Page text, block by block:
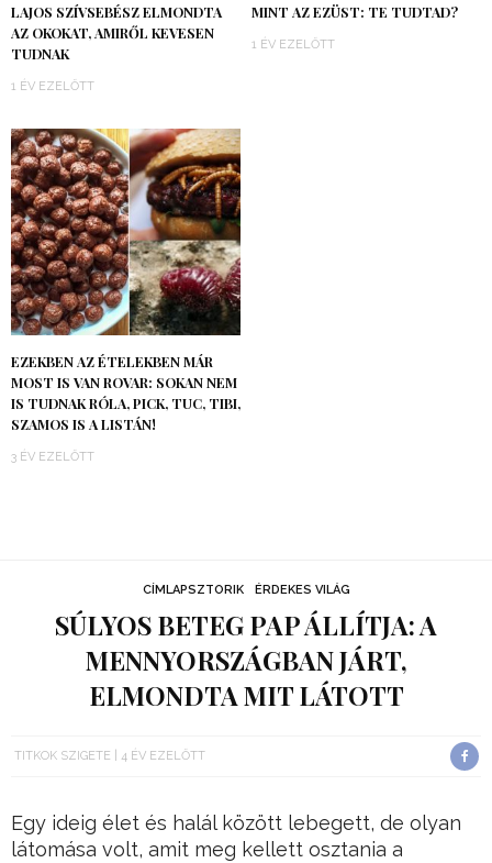
LAJOS SZÍVSEBÉSZ ELMONDTA
AZ OKOKAT, AMIRŐL KEVESEN
TUDNAK
1 ÉV EZELŐTT
MINT AZ EZÜST: TE TUDTAD?
1 ÉV EZELŐTT
EZEKBEN AZ ÉTELEKBEN MÁR
MOST IS VAN ROVAR: SOKAN NEM
IS TUDNAK RÓLA, PICK, TUC, TIBI,
SZAMOS IS A LISTÁN!
3 ÉV EZELŐTT
CÍMLAPSZTORIK ÉRDEKES VILÁG
SÚLYOS BETEG PAP ÁLLÍTJA: A
MENNYORSZÁGBAN JÁRT,
ELMONDTA MIT LÁTOTT
TITKOK SZIGETE 4 ÉV EZELŐTT
Egy ideig élet és halál között lebegett, de olyan
látomása volt, amit meg kellett osztania a